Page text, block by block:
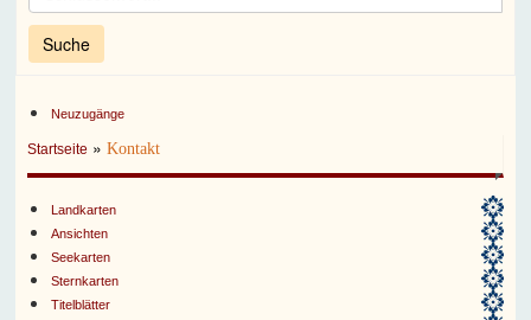
Neuzugänge
Startseite »Kontakt
Landkarten
Ansichten
Seekarten
Sternkarten
Titelblätter